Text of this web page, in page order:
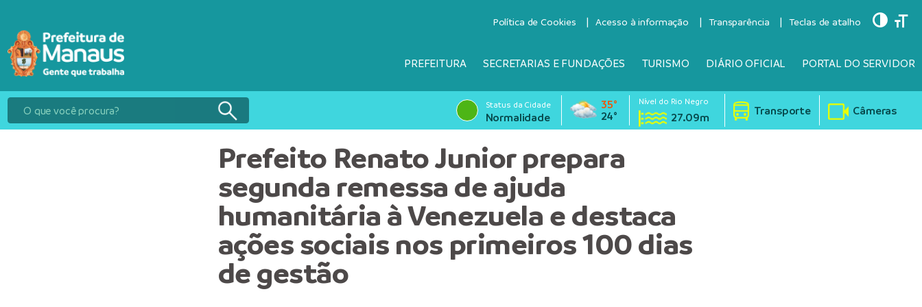
Política de Cookies Acesso à informação Transparência Teclas de atalho
PREFEITURA SECRETARIAS E FUNDAÇÕES TURISMO DIÁRIO OFICIAL PORTAL DO SERVIDOR
Status da Cidade
Normalidade
35°
24°
Nível do Rio Negro
27.09m Transporte Câmeras
Prefeito Renato Junior prepara
segunda remessa de ajuda
humanitária à Venezuela e destaca
ações sociais nos primeiros 100 dias
de gestão